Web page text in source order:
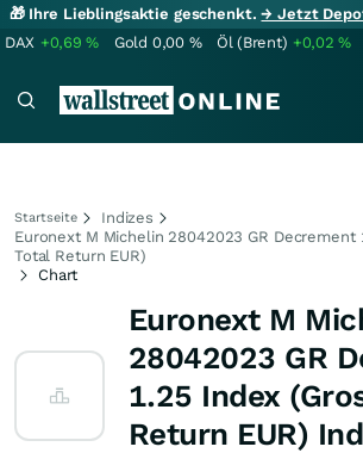
🎁 Ihre Lieblingsaktie geschenkt.→ Jetzt
DAX +0,69% Gold 0,00 % Öl (Brent) +0,02%
Startseite
Indizes
Euronext M Michelin 28042023 GR Decrement
Total Return EUR)
Chart
Euronext M
28042023 GR
1.25 Index
Return EUR)